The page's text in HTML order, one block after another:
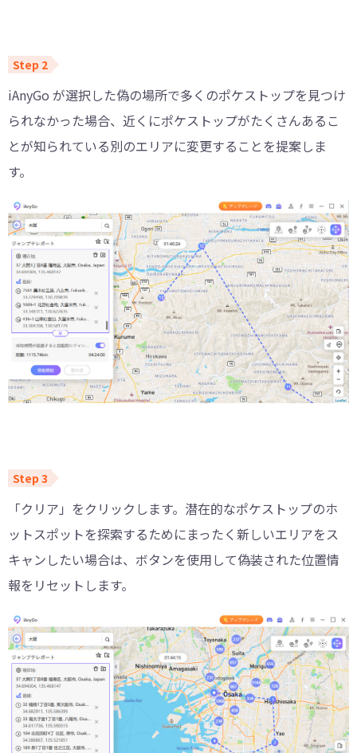
iAnyGo が選択した偽の場所で多くのポケストップを見つけ
られなかった場合、近くにポケストップがたくさんあるこ
とが知られている別のエリアに変更することを提案しま
す。
「クリア」をクリックします。潜在的なポケストップのホ
ットスポットを探索するためにまったく新しいエリアをス
キャンしたい場合は、ボタンを使用して偽装された位置情
報をリセットします。